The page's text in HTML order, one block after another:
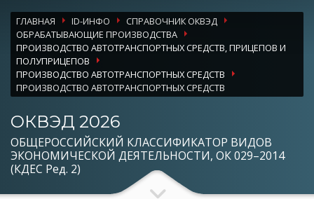
ГЛАВНАЯ ID-ИНФО
СПРАВОЧНИК ОКВЭД
ОБРАБАТЫВАЮЩИЕ ПРОИЗВОДСТВА
ПРОИЗВОДСТВО АВТОТРАНСПОРТНЫХ СРЕДСТВ, ПРИЦЕПОВ И
ПОЛУПРИЦЕПОВ
ПРОИЗВОДСТВО АВТОТРАНСПОРТНЫХ СРЕДСТВ
ПРОИЗВОДСТВО АВТОТРАНСПОРТНЫХ СРЕДСТВ
ОКВЭД 2026
ОБЩЕРОССИЙСКИЙ КЛАССИФИКАТОР ВИДОВ
ЭКОНОМИЧЕСКОЙ ДЕЯТЕЛЬНОСТИ, ОК 029–2014
(КДЕС Ред. 2)